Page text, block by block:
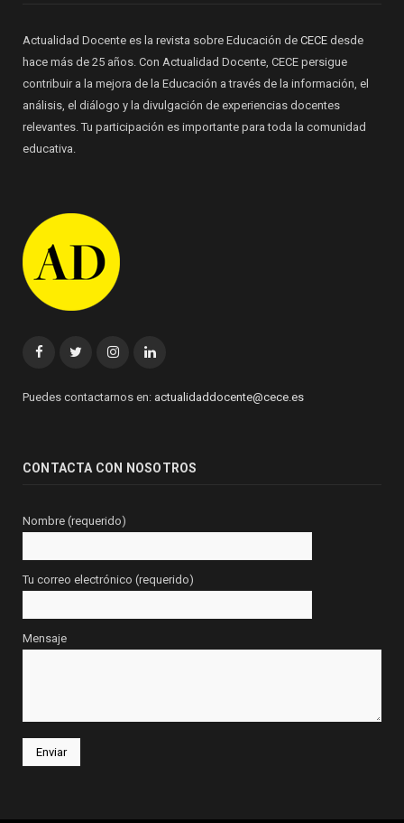
Actualidad Docente es la revista sobre Educación de CECE desde
hace más de 25 años. Con Actualidad Docente, CECE persigue
contribuir a la mejora de la Educación a través de la información, el
análisis, el diálogo y la divulgación de experiencias docentes
relevantes. Tu participación es importante para toda la comunidad
educativa.
FacebookTwitterInstagramLinkedin
Puedes contactarnos en: actualidaddocente@cece.es
CONTACTA CON NOSOTROS
Nombre (requerido)
Tu correo electrónico (requerido)
Mensaje